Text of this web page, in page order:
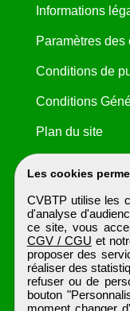
Les cookies
CVBTP utilise les
d'analyse
ce site, vous
CGV / CGU et
proposer des
réaliser des
refuser ou de
bouton
moment changer
Informations
Paramètres des
Conditions de
Conditions
Plan du site